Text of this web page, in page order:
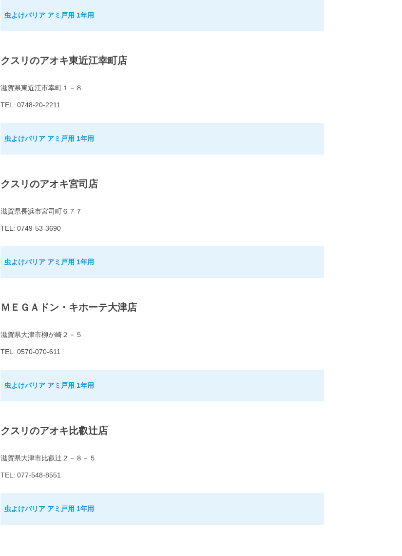
虫よけバリア アミ戸用 1年用
クスリのアオキ東近江幸町店
滋賀県東近江市幸町１－８
TEL: 0748-20-2211
虫よけバリア アミ戸用 1年用
クスリのアオキ宮司店
滋賀県長浜市宮司町６７７
TEL: 0749-53-3690
虫よけバリア アミ戸用 1年用
ＭＥＧＡドン・キホーテ大津店
滋賀県大津市柳が崎２－５
TEL: 0570-070-611
虫よけバリア アミ戸用 1年用
クスリのアオキ比叡辻店
滋賀県大津市比叡辻２－８－５
TEL: 077-548-8551
虫よけバリア アミ戸用 1年用